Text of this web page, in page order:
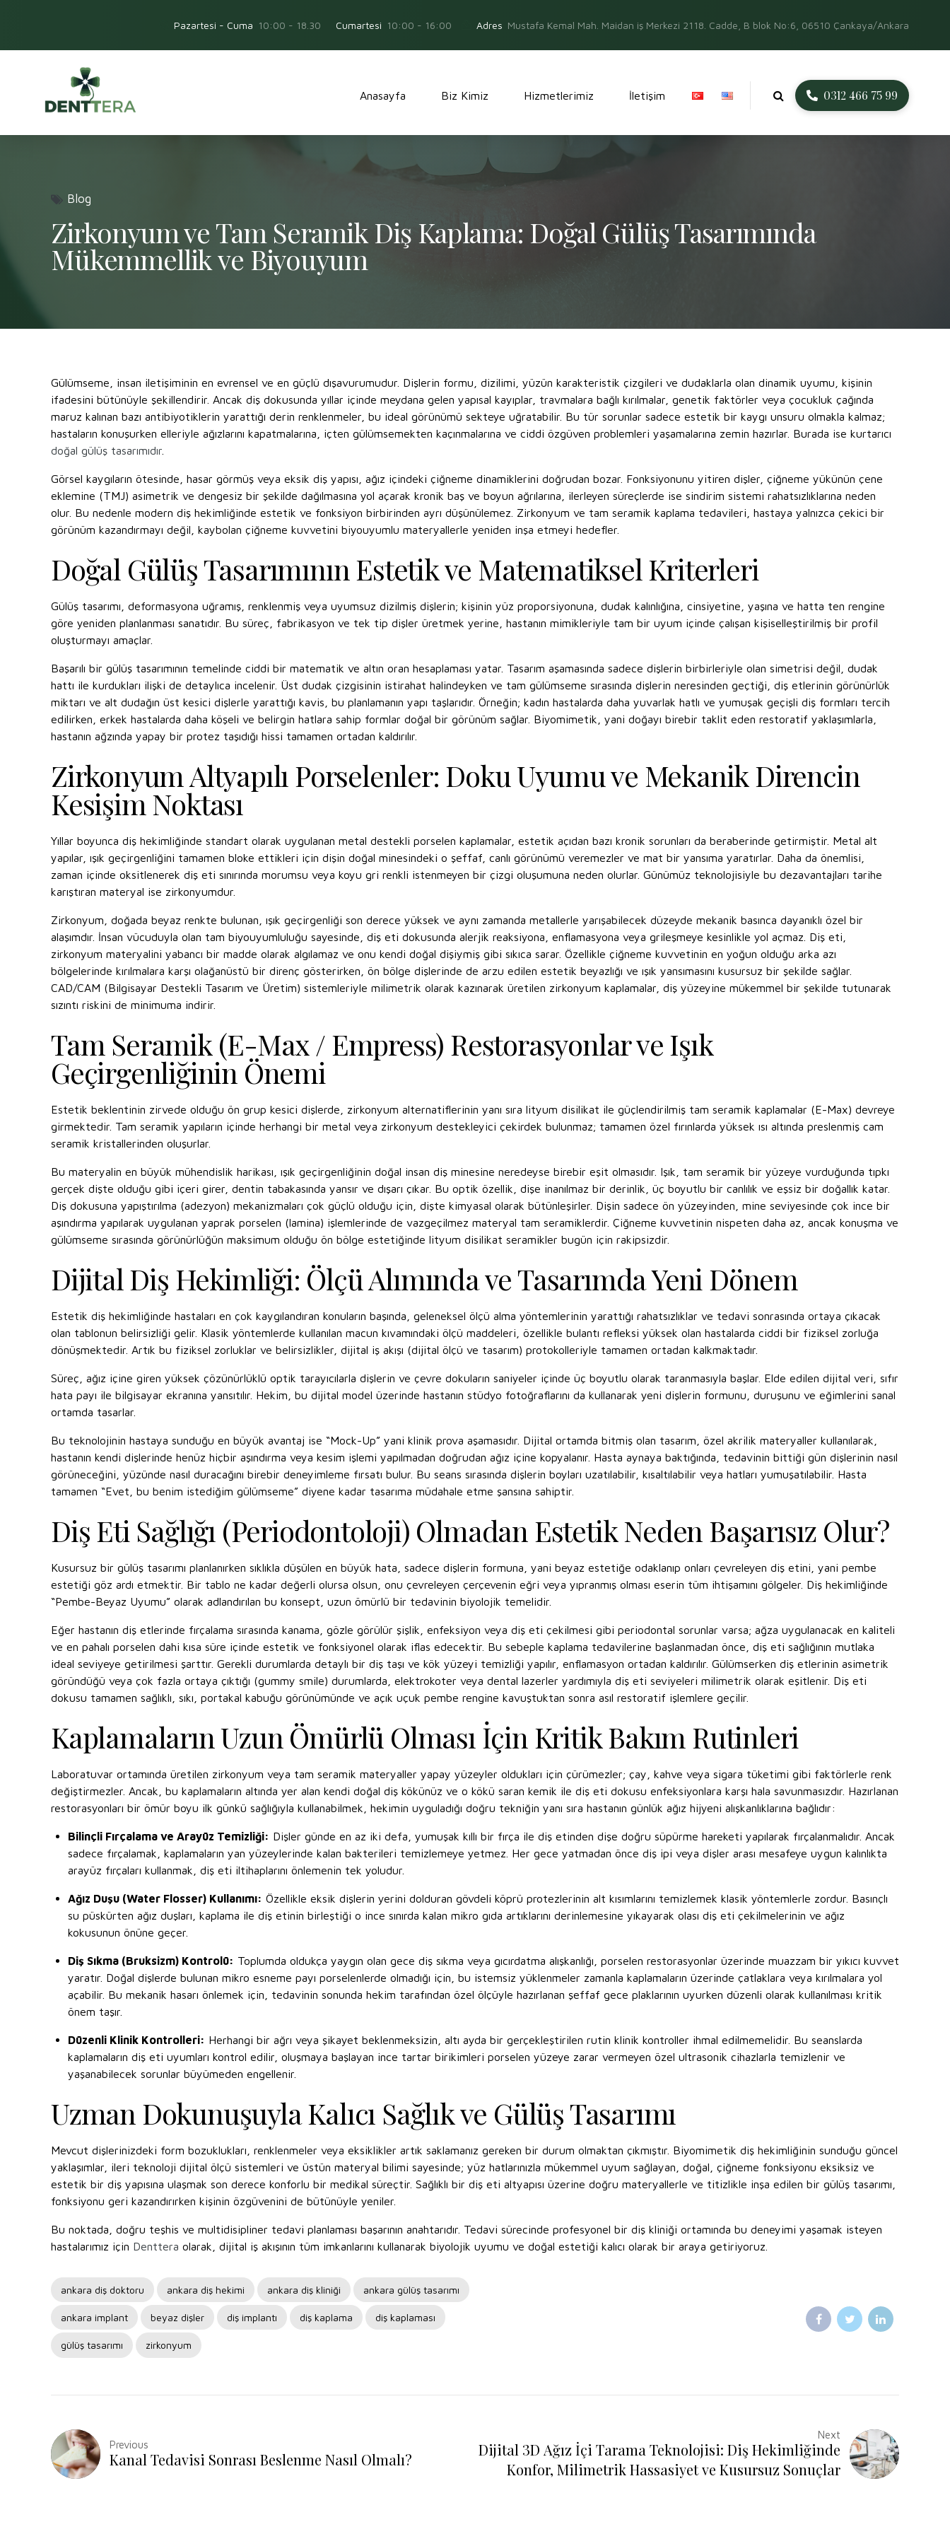
Pazartesi - Cuma 10:00 - 18.30 Cumartesi 10:00 - 16:00 Adres Mustafa Kemal Mah. Maidan iş Merkezi 2118. Cadde, B blok No:6, 06510 Çankaya/Ankara
0312 466 75 99
Anasayfa Biz Kimiz Hizmetlerimiz İletişim
Blog
Zirkonyum ve Tam Seramik Diş Kaplama: Doğal Gülüş Tasarımında
Mükemmellik ve Biyouyum
Gülümseme, insan iletişiminin en evrensel ve en güçlü dışavurumudur. Dişlerin formu, dizilimi, yüzün karakteristik çizgileri ve dudaklarla olan dinamik uyumu, kişinin
ifadesini bütünüyle şekillendirir. Ancak diş dokusunda yıllar içinde meydana gelen yapısal kayıplar, travmalara bağlı kırılmalar, genetik faktörler veya çocukluk çağında
maruz kalınan bazı antibiyotiklerin yarattığı derin renklenmeler, bu ideal görünümü sekteye uğratabilir. Bu tür sorunlar sadece estetik bir kaygı unsuru olmakla kalmaz;
hastaların konuşurken elleriyle ağızlarını kapatmalarına, içten gülümsemekten kaçınmalarına ve ciddi özgüven problemleri yaşamalarına zemin hazırlar. Burada ise kurtarıcı
doğal gülüş tasarımıdır
Görsel kaygıların ötesinde, hasar görmüş veya eksik diş yapısı, ağız içindeki çiğneme dinamiklerini doğrudan bozar. Fonksiyonunu yitiren dişler, çiğneme yükünün çene
eklemine (TMJ) asimetrik ve dengesiz bir şekilde dağılmasına yol açarak kronik baş ve boyun ağrılarına, ilerleyen süreçlerde ise sindirim sistemi rahatsızlıklarına neden
olur. Bu nedenle modern diş hekimliğinde estetik ve fonksiyon birbirinden ayrı düşünülemez. Zirkonyum ve tam seramik kaplama tedavileri, hastaya yalnızca çekici bir
görünüm kazandırmayı değil, kaybolan çiğneme kuvvetini biyouyumlu materyallerle yeniden inşa etmeyi hedefler.
Doğal Gülüş Tasarımının Estetik ve Matematiksel Kriterleri
Gülüş tasarımı, deformasyona uğramış, renklenmiş veya uyumsuz dizilmiş dişlerin; kişinin yüz proporsiyonuna, dudak kalınlığına, cinsiyetine, yaşına ve hatta ten rengine
göre yeniden planlanması sanatıdır. Bu süreç, fabrikasyon ve tek tip dişler üretmek yerine, hastanın mimikleriyle tam bir uyum içinde çalışan kişiselleştirilmiş bir profil
oluşturmayı amaçlar.
Başarılı bir gülüş tasarımının temelinde ciddi bir matematik ve altın oran hesaplaması yatar. Tasarım aşamasında sadece dişlerin birbirleriyle olan simetrisi değil, dudak
hattı ile kurdukları ilişki de detaylıca incelenir. Üst dudak çizgisinin istirahat halindeyken ve tam gülümseme sırasında dişlerin neresinden geçtiği, diş etlerinin görünürlük
miktarı ve alt dudağın üst kesici dişlerle yarattığı kavis, bu planlamanın yapı taşlarıdır. Örneğin; kadın hastalarda daha yuvarlak hatlı ve yumuşak geçişli diş formları tercih
edilirken, erkek hastalarda daha köşeli ve belirgin hatlara sahip formlar doğal bir görünüm sağlar. Biyomimetik, yani doğayı birebir taklit eden restoratif yaklaşımlarla,
hastanın ağzında yapay bir protez taşıdığı hissi tamamen ortadan kaldırılır.
Zirkonyum Altyapılı Porselenler: Doku Uyumu ve Mekanik Direncin
Kesişim Noktası
Yıllar boyunca diş hekimliğinde standart olarak uygulanan metal destekli porselen kaplamalar, estetik açıdan bazı kronik sorunları da beraberinde getirmiştir. Metal alt
yapılar, ışık geçirgenliğini tamamen bloke ettikleri için dişin doğal minesindeki o şeffaf, canlı görünümü veremezler ve mat bir yansıma yaratırlar. Daha da önemlisi,
zaman içinde oksitlenerek diş eti sınırında morumsu veya koyu gri renkli istenmeyen bir çizgi oluşumuna neden olurlar. Günümüz teknolojisiyle bu dezavantajları tarihe
karıştıran materyal ise zirkonyumdur.
Zirkonyum, doğada beyaz renkte bulunan, ışık geçirgenliği son derece yüksek ve aynı zamanda metallerle yarışabilecek düzeyde mekanik basınca dayanıklı özel bir
alaşımdır. İnsan vücuduyla olan tam biyouyumluluğu sayesinde, diş eti dokusunda alerjik reaksiyona, enflamasyona veya grileşmeye kesinlikle yol açmaz. Diş eti,
zirkonyum materyalini yabancı bir madde olarak algılamaz ve onu kendi doğal dişiymiş gibi sıkıca sarar. Özellikle çiğneme kuvvetinin en yoğun olduğu arka azı
bölgelerinde kırılmalara karşı olağanüstü bir direnç gösterirken, ön bölge dişlerinde de arzu edilen estetik beyazlığı ve ışık yansımasını kusursuz bir şekilde sağlar.
CAD/CAM (Bilgisayar Destekli Tasarım ve Üretim) sistemleriyle milimetrik olarak kazınarak üretilen zirkonyum kaplamalar, diş yüzeyine mükemmel bir şekilde tutunarak
sızıntı riskini de minimuma indirir.
Tam Seramik (E-Max / Empress) Restorasyonlar ve Işık
Geçirgenliğinin Önemi
Estetik beklentinin zirvede olduğu ön grup kesici dişlerde, zirkonyum alternatiflerinin yanı sıra lityum disilikat ile güçlendirilmiş tam seramik kaplamalar (E-Max) devreye
girmektedir. Tam seramik yapıların içinde herhangi bir metal veya zirkonyum destekleyici çekirdek bulunmaz; tamamen özel fırınlarda yüksek ısı altında preslenmiş cam
seramik kristallerinden oluşurlar.
Bu materyalin en büyük mühendislik harikası, ışık geçirgenliğinin doğal insan diş minesine neredeyse birebir eşit olmasıdır. Işık, tam seramik bir yüzeye vurduğunda tıpkı
gerçek dişte olduğu gibi içeri girer, dentin tabakasında yansır ve dışarı çıkar. Bu optik özellik, dişe inanılmaz bir derinlik, üç boyutlu bir canlılık ve eşsiz bir doğallık katar.
Diş dokusuna yapıştırılma (adezyon) mekanizmaları çok güçlü olduğu için, dişte kimyasal olarak bütünleşirler. Dişin sadece ön yüzeyinden, mine seviyesinde çok ince bir
aşındırma yapılarak uygulanan yaprak porselen (lamina) işlemlerinde de vazgeçilmez materyal tam seramiklerdir. Çiğneme kuvvetinin nispeten daha az, ancak konuşma ve
gülümseme sırasında görünürlüğün maksimum olduğu ön bölge estetiğinde lityum disilikat seramikler bugün için rakipsizdir.
Dijital Diş Hekimliği: Ölçü Alımında ve Tasarımda Yeni Dönem
Estetik diş hekimliğinde hastaları en çok kaygılandıran konuların başında, geleneksel ölçü alma yöntemlerinin yarattığı rahatsızlıklar ve tedavi sonrasında ortaya çıkacak
olan tablonun belirsizliği gelir. Klasik yöntemlerde kullanılan macun kıvamındaki ölçü maddeleri, özellikle bulantı refleksi yüksek olan hastalarda ciddi bir fiziksel zorluğa
dönüşmektedir. Artık bu fiziksel zorluklar ve belirsizlikler, dijital iş akışı (dijital ölçü ve tasarım) protokolleriyle tamamen ortadan kalkmaktadır.
Süreç, ağız içine giren yüksek çözünürlüklü optik tarayıcılarla dişlerin ve çevre dokuların saniyeler içinde üç boyutlu olarak taranmasıyla başlar. Elde edilen dijital veri, sıfır
hata payı ile bilgisayar ekranına yansıtılır. Hekim, bu dijital model üzerinde hastanın stüdyo fotoğraflarını da kullanarak yeni dişlerin formunu, duruşunu ve eğimlerini sanal
ortamda tasarlar.
Bu teknolojinin hastaya sunduğu en büyük avantaj ise “Mock-Up” yani klinik prova aşamasıdır. Dijital ortamda bitmiş olan tasarım, özel akrilik materyaller kullanılarak,
hastanın kendi dişlerinde henüz hiçbir aşındırma veya kesim işlemi yapılmadan doğrudan ağız içine kopyalanır. Hasta aynaya baktığında, tedavinin bittiği gün dişlerinin nasıl
görüneceğini, yüzünde nasıl duracağını birebir deneyimleme fırsatı bulur. Bu seans sırasında dişlerin boyları uzatılabilir, kısaltılabilir veya hatları yumuşatılabilir. Hasta
tamamen “Evet, bu benim istediğim gülümseme” diyene kadar tasarıma müdahale etme şansına sahiptir.
Diş Eti Sağlığı (Periodontoloji) Olmadan Estetik Neden Başarısız Olur?
Kusursuz bir gülüş tasarımı planlanırken sıklıkla düşülen en büyük hata, sadece dişlerin formuna, yani beyaz estetiğe odaklanıp onları çevreleyen diş etini, yani pembe
estetiği göz ardı etmektir. Bir tablo ne kadar değerli olursa olsun, onu çevreleyen çerçevenin eğri veya yıpranmış olması eserin tüm ihtişamını gölgeler. Diş hekimliğinde
“Pembe-Beyaz Uyumu” olarak adlandırılan bu konsept, uzun ömürlü bir tedavinin biyolojik temelidir.
Eğer hastanın diş etlerinde fırçalama sırasında kanama, gözle görülür şişlik, enfeksiyon veya diş eti çekilmesi gibi periodontal sorunlar varsa; ağza uygulanacak en kaliteli
ve en pahalı porselen dahi kısa süre içinde estetik ve fonksiyonel olarak iflas edecektir. Bu sebeple kaplama tedavilerine başlanmadan önce, diş eti sağlığının mutlaka
ideal seviyeye getirilmesi şarttır. Gerekli durumlarda detaylı bir diş taşı ve kök yüzeyi temizliği yapılır, enflamasyon ortadan kaldırılır. Gülümserken diş etlerinin asimetrik
göründüğü veya çok fazla ortaya çıktığı (gummy smile) durumlarda, elektrokoter veya dental lazerler yardımıyla diş eti seviyeleri milimetrik olarak eşitlenir. Diş eti
dokusu tamamen sağlıklı, sıkı, portakal kabuğu görünümünde ve açık uçuk pembe rengine kavuştuktan sonra asıl restoratif işlemlere geçilir.
Kaplamaların Uzun Ömürlü Olması İçin Kritik Bakım Rutinleri
Laboratuvar ortamında üretilen zirkonyum veya tam seramik materyaller yapay yüzeyler oldukları için çürümezler; çay, kahve veya sigara tüketimi gibi faktörlerle renk
değiştirmezler. Ancak, bu kaplamaların altında yer alan kendi doğal diş kökünüz ve o kökü saran kemik ile diş eti dokusu enfeksiyonlara karşı hala savunmasızdır. Hazırlanan
restorasyonları bir ömür boyu ilk günkü sağlığıyla kullanabilmek, hekimin uyguladığı doğru tekniğin yanı sıra hastanın günlük ağız hijyeni alışkanlıklarına bağlıdır:
Bilinçli Fırçalama ve Arayüz Temizliği: Dişler günde en az iki defa, yumuşak kıllı bir fırça ile diş etinden dişe doğru süpürme hareketi yapılarak fırçalanmalıdır. Ancak
sadece fırçalamak, kaplamaların yan yüzeylerinde kalan bakterileri temizlemeye yetmez. Her gece yatmadan önce diş ipi veya dişler arası mesafeye uygun kalınlıkta
arayüz fırçaları kullanmak, diş eti iltihaplarını önlemenin tek yoludur.
Ağız Duşu (Water Flosser) Kullanımı: Özellikle eksik dişlerin yerini dolduran gövdeli köprü protezlerinin alt kısımlarını temizlemek klasik yöntemlerle zordur. Basınçlı
su püskürten ağız duşları, kaplama ile diş etinin birleştiği o ince sınırda kalan mikro gıda artıklarını derinlemesine yıkayarak olası diş eti çekilmelerinin ve ağız
kokusunun önüne geçer.
Diş Sıkma (Bruksizm) Kontrolü: Toplumda oldukça yaygın olan gece diş sıkma veya gıcırdatma alışkanlığı, porselen restorasyonlar üzerinde muazzam bir yıkıcı kuvvet
yaratır. Doğal dişlerde bulunan mikro esneme payı porselenlerde olmadığı için, bu istemsiz yüklenmeler zamanla kaplamaların üzerinde çatlaklara veya kırılmalara yol
açabilir. Bu mekanik hasarı önlemek için, tedavinin sonunda hekim tarafından özel ölçüyle hazırlanan şeffaf gece plaklarının uyurken düzenli olarak kullanılması kritik
önem taşır.
Düzenli Klinik Kontrolleri: Herhangi bir ağrı veya şikayet beklenmeksizin, altı ayda bir gerçekleştirilen rutin klinik kontroller ihmal edilmemelidir. Bu seanslarda
kaplamaların diş eti uyumları kontrol edilir, oluşmaya başlayan ince tartar birikimleri porselen yüzeye zarar vermeyen özel ultrasonik cihazlarla temizlenir ve
yaşanabilecek sorunlar büyümeden engellenir.
Uzman Dokunuşuyla Kalıcı Sağlık ve Gülüş Tasarımı
Mevcut dişlerinizdeki form bozuklukları, renklenmeler veya eksiklikler artık saklamanız gereken bir durum olmaktan çıkmıştır. Biyomimetik diş hekimliğinin sunduğu güncel
yaklaşımlar, ileri teknoloji dijital ölçü sistemleri ve üstün materyal bilimi sayesinde; yüz hatlarınızla mükemmel uyum sağlayan, doğal, çiğneme fonksiyonu eksiksiz ve
estetik bir diş yapısına ulaşmak son derece konforlu bir medikal süreçtir. Sağlıklı bir diş eti altyapısı üzerine doğru materyallerle ve titizlikle inşa edilen bir gülüş tasarımı,
fonksiyonu geri kazandırırken kişinin özgüvenini de bütünüyle yeniler.
Bu noktada, doğru teşhis ve multidisipliner tedavi planlaması başarının anahtarıdır. Tedavi sürecinde profesyonel bir diş kliniği ortamında bu deneyimi yaşamak isteyen
hastalarımız için Denttera olarak, dijital iş akışının tüm imkanlarını kullanarak biyolojik uyumu ve doğal estetiği kalıcı olarak bir araya getiriyoruz.
ankara diş doktoru ankara diş hekimi ankara diş kliniği ankara gülüş tasarımı
ankara implant beyaz dişler diş implantı diş kaplama diş kaplaması
gülüş tasarımı zirkonyum
Previous
Kanal Tedavisi Sonrası Beslenme Nasıl Olmalı?
Next
Dijital 3D Ağız İçi Tarama Teknolojisi: Diş Hekimliğinde
Konfor, Milimetrik Hassasiyet ve Kusursuz Sonuçlar